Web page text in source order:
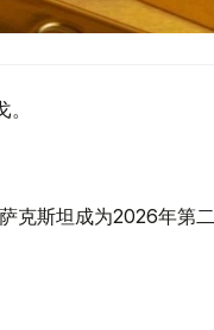
克斯坦成为2026年第二